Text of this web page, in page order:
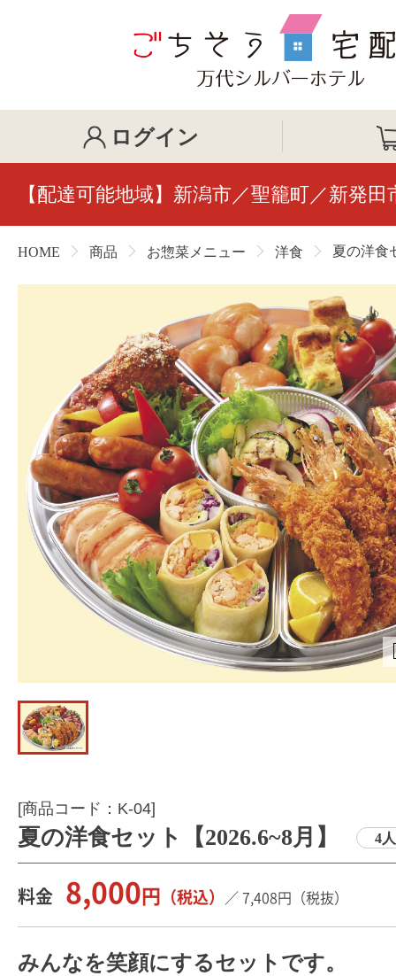
ログイン
【配達可能地域】新潟市／聖籠町／新発
HOME 商品 お惣菜メニュー 洋食 夏の洋食
[商品コード：K-04]
夏の洋食セット【2026.6~8月】 4
料金 8,000 円 （税込） ／ 7,408円 （税抜）
みんなを笑顔にするセットです。